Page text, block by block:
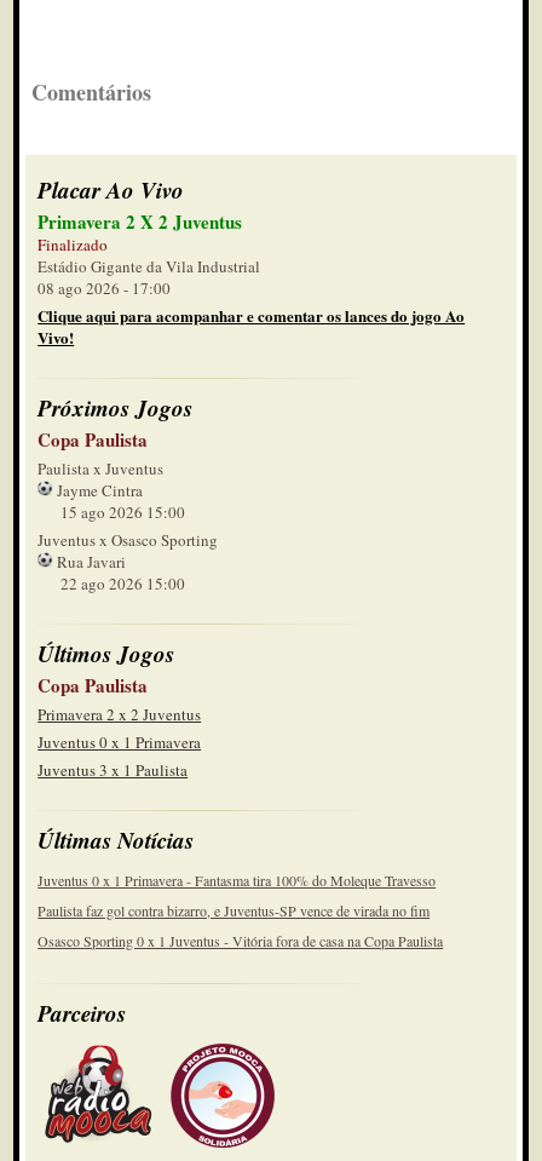
Comentários
Placar Ao Vivo
Primavera 2 X 2 Juventus
Finalizado
Estádio Gigante da Vila Industrial
08 ago 2026 - 17:00
Clique aqui para acompanhar e comentar os lances do jogo Ao
Vivo!
Próximos Jogos
Copa Paulista
Paulista x Juventus
Jayme Cintra
15 ago 2026 15:00
Juventus x Osasco Sporting
Rua Javari
22 ago 2026 15:00
Últimos Jogos
Copa Paulista
Primavera 2 x 2 Juventus
Juventus 0 x 1 Primavera
Juventus 3 x 1 Paulista
Últimas Notícias
Juventus 0 x 1 Primavera - Fantasma tira 100% do Moleque Travesso
Paulista faz gol contra bizarro, e Juventus-SP vence de virada no fim
Osasco Sporting 0 x 1 Juventus - Vitória fora de casa na Copa Paulista
Parceiros